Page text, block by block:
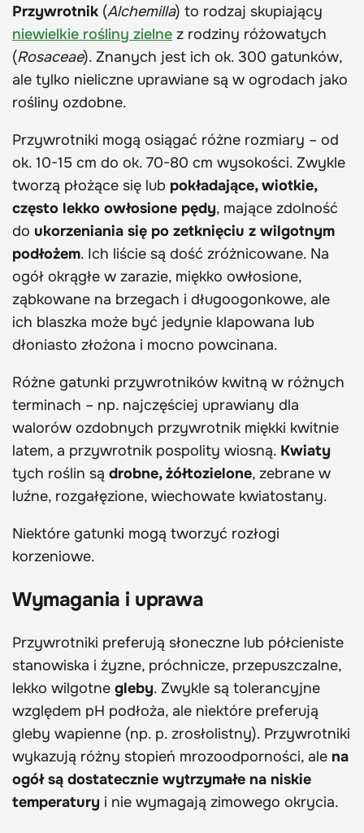
Przywrotnik (Alchemilla) to rodzaj skupiający
niewielkie rośliny zielne z rodziny różowatych
(Rosaceae). Znanych jest ich ok. 300 gatunków,
ale tylko nieliczne uprawiane są w ogrodach jako
rośliny ozdobne.
Przywrotniki mogą osiągać różne rozmiary – od
ok. 10-15 cm do ok. 70-80 cm wysokości. Zwykle
tworzą płożące się lub pokładające, wiotkie,
często lekko owłosione pędy, mające zdolność
do ukorzeniania się po zetknięciu z wilgotnym
podłożem. Ich liście są dość zróżnicowane. Na
ogół okrągłe w zarazie, miękko owłosione,
ząbkowane na brzegach i długoogonkowe, ale
ich blaszka może być jedynie klapowana lub
dłoniasto złożona i mocno powcinana.
Różne gatunki przywrotników kwitną w różnych
terminach – np. najczęściej uprawiany dla
walorów ozdobnych przywrotnik miękki kwitnie
latem, a przywrotnik pospolity wiosną. Kwiaty
tych roślin są drobne, żółtozielone, zebrane w
luźne, rozgałęzione, wiechowate kwiatostany.
Niektóre gatunki mogą tworzyć rozłogi
korzeniowe.
Wymagania i uprawa
Przywrotniki preferują słoneczne lub półcieniste
stanowiska i żyzne, próchnicze, przepuszczalne,
lekko wilgotne gleby. Zwykle są tolerancyjne
względem pH podłoża, ale niektóre preferują
gleby wapienne (np. p. zrosłolistny). Przywrotniki
wykazują różny stopień mrozoodporności, ale na
ogół są dostatecznie wytrzymałe na niskie
temperatury i nie wymagają zimowego okrycia.